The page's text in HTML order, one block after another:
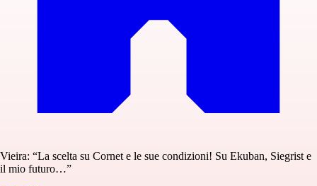
Vieira: “La scelta su Cornet e le sue condizioni! Su Ekuban, Siegrist e
il mio futuro…”